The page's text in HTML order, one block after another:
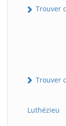
Trouver
Trouver
Luthézieu